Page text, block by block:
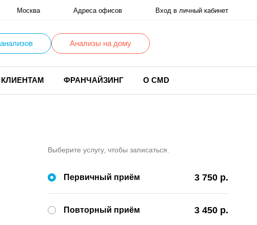
Москва Адреса офисов Вход в личный кабинет
Анализы на дому
ФРАНЧАЙЗИНГ О CMD
Выберите услугу, чтобы записаться.
Первичный приём 3 750 р.
Повторный приём 3 450 р.